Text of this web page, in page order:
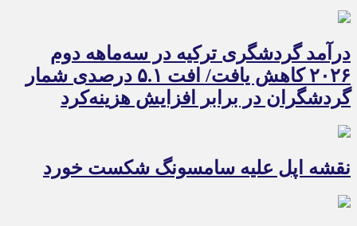
درآمد گردشگری ترکیه در سه‌ماهه دوم
۲۰۲۶ کاهش یافت/ افت ۵.۱ درصدی شمار
گردشگران در برابر افزایش هزینه‌کرد
نقشه اپل علیه سامسونگ شکست خورد